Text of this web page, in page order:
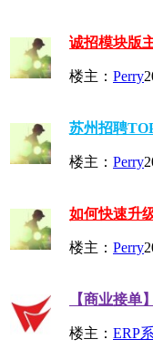
诚招模块版
楼主： Perry
苏州招聘
楼主： Perry
如何快速升
楼主： Perry
【商业接单
楼主： ERP